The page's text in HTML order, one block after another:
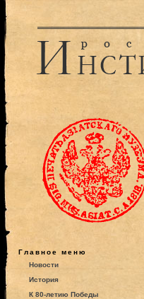
Главное меню
Новости
История
К 80-летию Победы